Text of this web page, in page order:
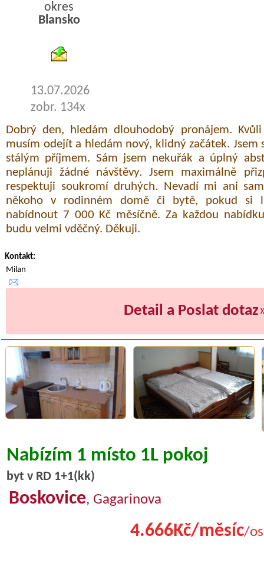
okres
Blansko
13.07.2026
zobr. 134x
Dobrý den, hledám dlouhodobý pronájem.
musím odejít a hledám nový, klidný začátek. Jsem
stálým příjmem. Sám jsem nekuřák a úplný
neplánuji žádné návštěvy. Jsem maximálně
respektuji soukromí druhých. Nevadí mi ani
někoho v rodinném domě či bytě, pokud si
nabídnout 7 000 Kč měsíčně. Za každou
budu velmi vděčný. Děkuji.
Kontakt:
Milan
Detail a Poslat dotaz
Nabízím 1 místo 1L pokoj
byt v RD 1+1(kk)
Boskovice, Gagarinova
4.666Kč/měsíc/